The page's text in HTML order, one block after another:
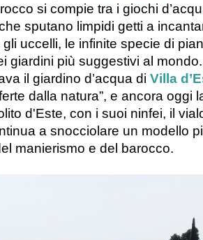
si compie tra i giochi
sputano limpidi getti a
uccelli, le infinite specie di
giardini più suggestivi al mondo.
il giardino d’acqua di Villa
dalla natura”, e ancora oggi
d'Este, con i suoi ninfei, il
a snocciolare un modello
manierismo e del barocco.